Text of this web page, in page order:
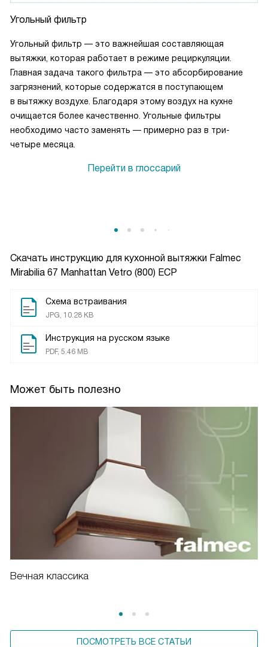
Скачать инструкцию для кухонной вытяжки Falmec
Mirabilia 67 Manhattan Vetro (800) ECP
Схема встраивания
JPG, 10.28 KB
Инструкция на русском языке
PDF, 5.46 MB
Может быть полезно
Вечная классика
ПОСМОТРЕТЬ ВСЕ СТАТЬИ
Угольный фильтр
Угольный фильтр — это важнейшая составляющая
вытяжки, которая работает в режиме рециркуляции.
Главная задача такого фильтра — это абсорбирование
загрязнений, которые содержатся в поступающем
в вытяжку воздухе. Благодаря этому воздух на кухне
очищается более качественно. Угольные фильтры
необходимо часто заменять — примерно раз в три-
четыре месяца.
Перейти в глоссарий